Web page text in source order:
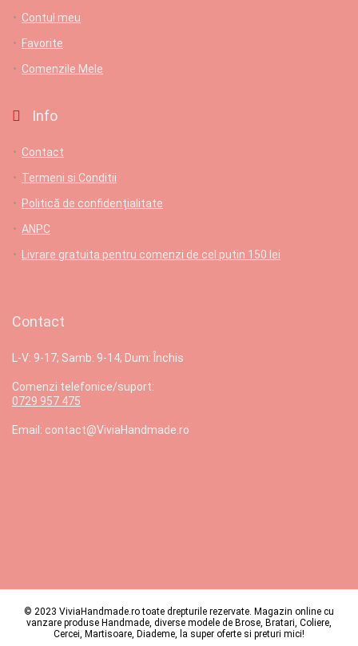
Contul meu
Favorite
Comenzile Mele
Info
Contact
Termeni si Conditii
Politică de confidențialitate
ANPC
Livrare gratuita pentru comenzi de cel putin 150 lei
Contact
L-V: 9-17; Samb: 9-14; Dum: Închis
Comenzi telefonice/suport:
0729 957 475
Email: contact@ViviaHandmade.ro
© 2023 ViviaHandmade.ro toate drepturile rezervate. Magazin online cu
vanzare produse Handmade, diverse modele de Brose, Bratari, Coliere,
Cercei, Martisoare, Diademe, la super oferte si preturi mici!